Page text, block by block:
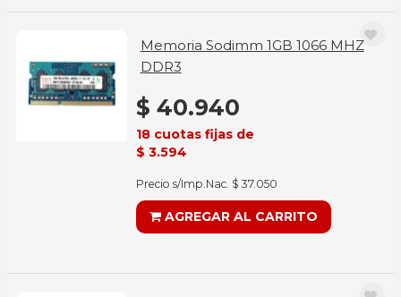
Memoria Sodimm 1GB 1066 MHZ
DDR3
$ 40.940
18 cuotas fijas de
$ 3.594
Precio s/Imp.Nac. $ 37.050
AGREGAR AL CARRITO